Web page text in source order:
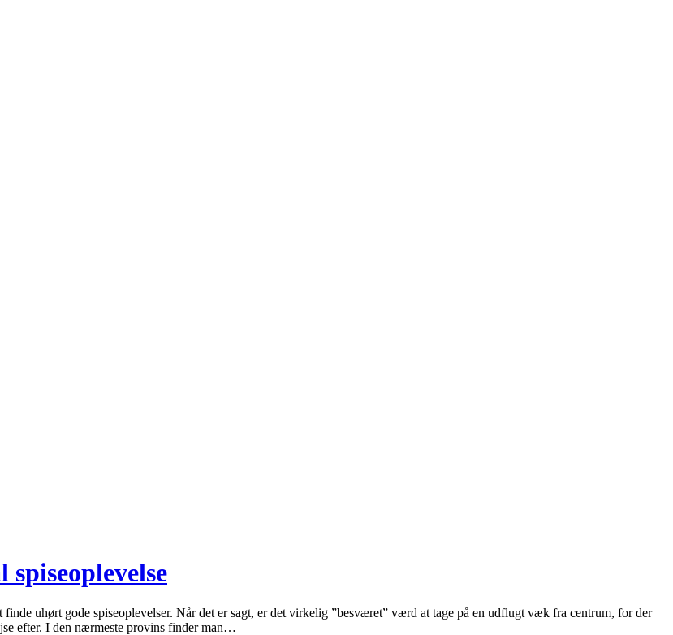
uhørt gode spiseoplevelser. Når det er sagt, er det virkelig ”besværet” værd at tage på en udflugt væk fra centrum, for der
efter. I den nærmeste provins finder man…